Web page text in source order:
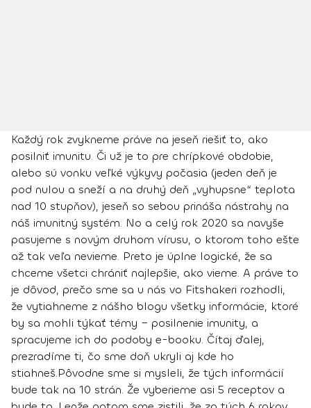
Každý rok zvykneme práve na jeseň riešiť to, ako
posilniť imunitu. Či už je to pre chrípkové obdobie,
alebo sú vonku veľké výkyvy počasia (jeden deň je
pod nulou a sneží a na druhý deň „vyhupsne“ teplota
nad 10 stupňov), jeseň so sebou prináša nástrahy na
náš imunitný systém. No a celý rok 2020 sa navyše
pasujeme s novým druhom vírusu, o ktorom toho ešte
až tak veľa nevieme. Preto je úplne logické, že sa
chceme všetci chrániť najlepšie, ako vieme. A práve to
je dôvod, prečo sme sa u nás vo Fitshakeri rozhodli,
že vytiahneme z nášho blogu všetky informácie, ktoré
by sa mohli týkať témy − posilnenie imunity, a
spracujeme ich do podoby e-booku. Čítaj ďalej,
prezradíme ti, čo sme doň ukryli aj kde ho
stiahneš.Pôvodne sme si mysleli, že tých informácií
bude tak na 10 strán. Že vyberieme asi 5 receptov a